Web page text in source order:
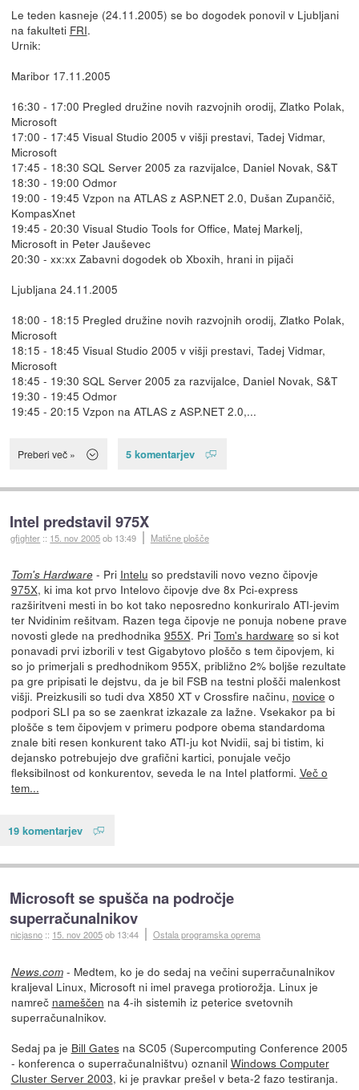
Le teden kasneje (24.11.2005) se bo dogodek ponovil v Ljubljani
na fakulteti FRI.
Urnik:
Maribor 17.11.2005
16:30 - 17:00 Pregled družine novih razvojnih orodij, Zlatko Polak,
Microsoft
17:00 - 17:45 Visual Studio 2005 v višji prestavi, Tadej Vidmar,
Microsoft
17:45 - 18:30 SQL Server 2005 za razvijalce, Daniel Novak, S&T
18:30 - 19:00 Odmor
19:00 - 19:45 Vzpon na ATLAS z ASP.NET 2.0, Dušan Zupančič,
KompasXnet
19:45 - 20:30 Visual Studio Tools for Office, Matej Markelj,
Microsoft in Peter Jauševec
20:30 - xx:xx Zabavni dogodek ob Xboxih, hrani in pijači
Ljubljana 24.11.2005
18:00 - 18:15 Pregled družine novih razvojnih orodij, Zlatko Polak,
Microsoft
18:15 - 18:45 Visual Studio 2005 v višji prestavi, Tadej Vidmar,
Microsoft
18:45 - 19:30 SQL Server 2005 za razvijalce, Daniel Novak, S&T
19:30 - 19:45 Odmor
19:45 - 20:15 Vzpon na ATLAS z ASP.NET 2.0,...
Preberi več » 5 komentarjev
Intel predstavil 975X
gfighter :: 15. nov 2005ob 13:49 Matične plošče
Tom's Hardware- Pri Intelu so predstavili novo vezno čipovje
975X, ki ima kot prvo Intelovo čipovje dve 8x Pci-express
razširitveni mesti in bo kot tako neposredno konkuriralo ATI-jevim
ter Nvidinim rešitvam. Razen tega čipovje ne ponuja nobene prave
novosti glede na predhodnika 955X. Pri Tom's hardware so si kot
ponavadi prvi izborili v test Gigabytovo ploščo s tem čipovjem, ki
so jo primerjali s predhodnikom 955X, približno 2% boljše rezultate
pa gre pripisati le dejstvu, da je bil FSB na testni plošči malenkost
višji. Preizkusili so tudi dva X850 XT v Crossfire načinu, novice o
podpori SLI pa so se zaenkrat izkazale za lažne. Vsekakor pa bi
plošče s tem čipovjem v primeru podpore obema standardoma
znale biti resen konkurent tako ATI-ju kot Nvidii, saj bi tistim, ki
dejansko potrebujejo dve grafični kartici, ponujale večjo
fleksibilnost od konkurentov, seveda le na Intel platformi. Več o
tem...
19 komentarjev
Microsoft se spušča na področje
superračunalnikov
nicjasno :: 15. nov 2005ob 13:44 Ostala programska oprema
News.com- Medtem, ko je do sedaj na večini superračunalnikov
kraljeval Linux, Microsoft ni imel pravega protiorožja. Linux je
namreč nameščen na 4-ih sistemih iz peterice svetovnih
superračunalnikov.
Sedaj pa je Bill Gatesna SC05 (Supercomputing Conference 2005
- konferenca o superračunalništvu) oznanil Windows Computer
Cluster Server 2003, ki je pravkar prešel v beta-2 fazo testiranja.